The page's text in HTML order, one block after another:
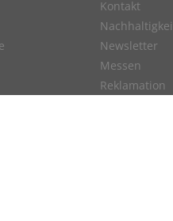
Kontakt
Newsletter
Messen
Reklamation